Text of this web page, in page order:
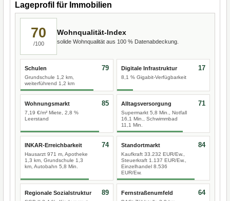
Lageprofil für Immobilien
70
/100
Wohnqualität-Index
solide Wohnqualität aus 100 % Datenabdeckung.
Schulen
Grundschule 1,2 km,
weiterführend 1,2 km
79 Digitale Infrastruktur
8,1 % Gigabit-Verfügbarkeit
17
Wohnungsmarkt
7,19 €/m² Miete, 2,8 %
Leerstand
85 Alltagsversorgung
Supermarkt 5,8 Min., Notfall
16,1 Min., Schwimmbad
11,1 Min.
71
INKAR-Erreichbarkeit
Hausarzt 971 m, Apotheke
1,3 km, Grundschule 1,3
km, Autobahn 5,8 Min.
74 Standortmarkt
Kaufkraft 33.232 EUR/Ew.,
Steuerkraft 1.137 EUR/Ew.,
Einzelhandel 8.536
EUR/Ew.
84
Regionale Sozialstruktur 89 Fernstraßenumfeld 64